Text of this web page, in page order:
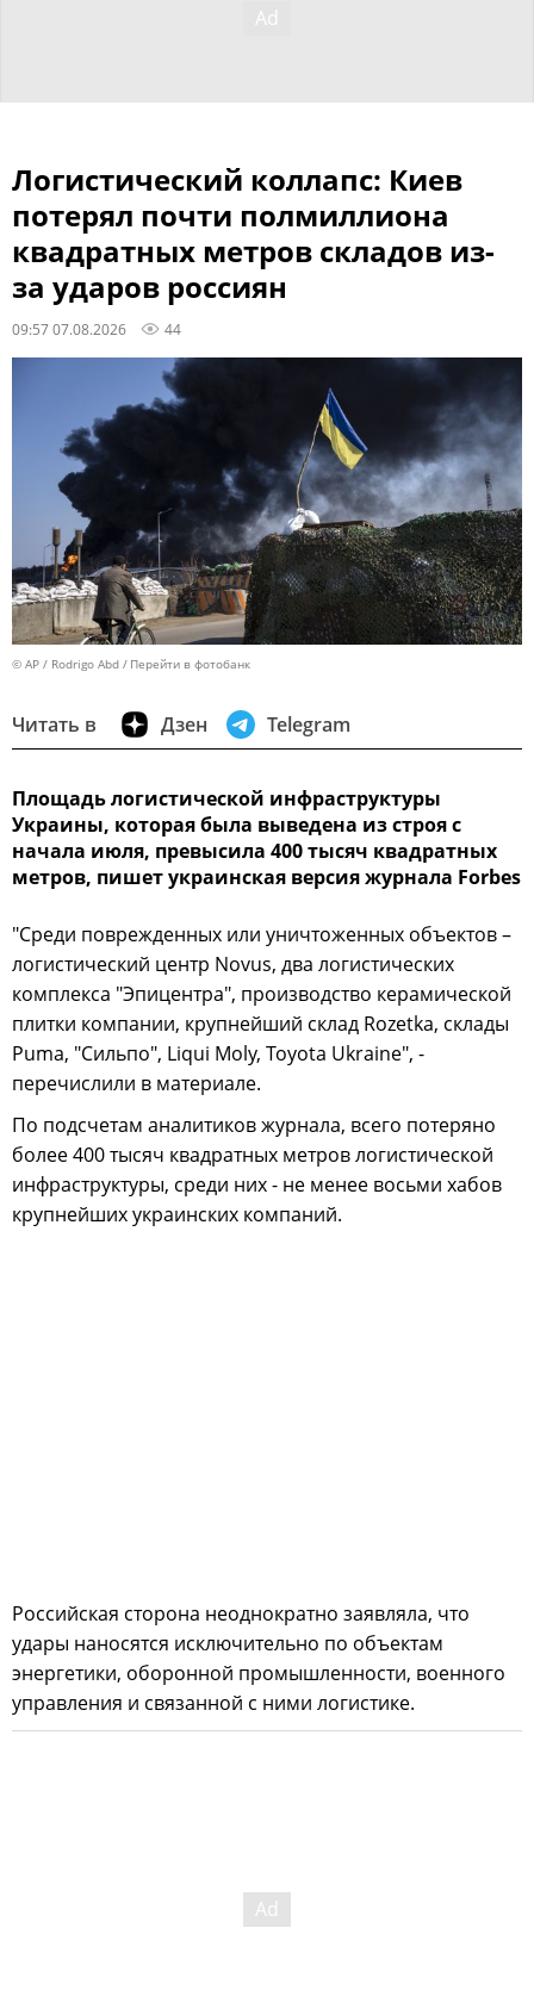
Логистический коллапс: Киев
потерял почти полмиллиона
квадратных метров складов из-
за ударов россиян
09:57 07.08.2026 44
© AP / Rodrigo Abd Перейти в фотобанк
Читать в Дзен Telegram
Площадь логистической инфраструктуры
Украины, которая была выведена из строя с
начала июля, превысила 400 тысяч квадратных
метров, пишет украинская версия журнала Forbes
"Среди поврежденных или уничтоженных объектов –
логистический центр Novus, два логистических
комплекса "Эпицентра", производство керамической
плитки компании, крупнейший склад Rozetka, склады
Puma, "Сильпо", Liqui Moly, Toyota Ukraine", -
перечислили в материале.
По подсчетам аналитиков журнала, всего потеряно
более 400 тысяч квадратных метров логистической
инфраструктуры, среди них - не менее восьми хабов
крупнейших украинских компаний.
Российская сторона неоднократно заявляла, что
удары наносятся исключительно по объектам
энергетики, оборонной промышленности, военного
управления и связанной с ними логистике.